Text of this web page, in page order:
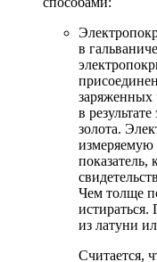
в
заряженных
в
золота.
показатель,
Чем толще
из латуни
Считается,